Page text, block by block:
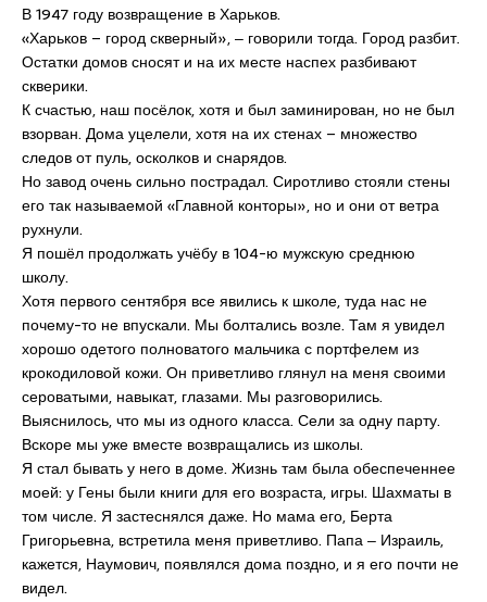
В 1947 году возвращение в Харьков.
«Харьков – город скверный», ‒ говорили тогда. Город разбит.
Остатки домов сносят и на их месте наспех разбивают
скверики.
К счастью, наш посёлок, хотя и был заминирован, но не был
взорван. Дома уцелели, хотя на их стенах – множество
следов от пуль, осколков и снарядов.
Но завод очень сильно пострадал. Сиротливо стояли стены
его так называемой «Главной конторы», но и они от ветра
рухнули.
Я пошёл продолжать учёбу в 104-ю мужскую среднюю
школу.
Хотя первого сентября все явились к школе, туда нас не
почему-то не впускали. Мы болтались возле. Там я увидел
хорошо одетого полноватого мальчика с портфелем из
крокодиловой кожи. Он приветливо глянул на меня своими
сероватыми, навыкат, глазами. Мы разговорились.
Выяснилось, что мы из одного класса. Сели за одну парту.
Вскоре мы уже вместе возвращались из школы.
Я стал бывать у него в доме. Жизнь там была обеспеченнее
моей: у Гены были книги для его возраста, игры. Шахматы в
том числе. Я застеснялся даже. Но мама его, Берта
Григорьевна, встретила меня приветливо. Папа ‒ Израиль,
кажется, Наумович, появлялся дома поздно, и я его почти не
видел.